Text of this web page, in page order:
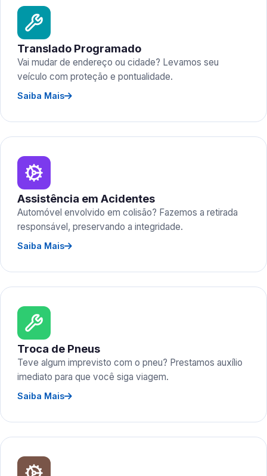
Translado Programado
Vai mudar de endereço ou cidade? Levamos seu
veículo com proteção e pontualidade.
Saiba Mais
Assistência em Acidentes
Automóvel envolvido em colisão? Fazemos a retirada
responsável, preservando a integridade.
Saiba Mais
Troca de Pneus
Teve algum imprevisto com o pneu? Prestamos auxílio
imediato para que você siga viagem.
Saiba Mais